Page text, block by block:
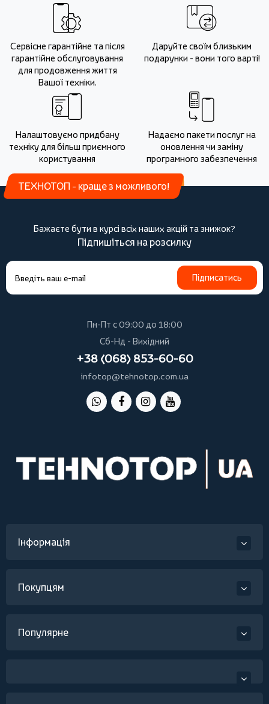
Сервісне гарантійне та після
гарантійне обслуговування
для продовження життя
Вашої техніки.
Даруйте своїм близьким
подарунки - вони того варті!
Налаштовуємо придбану
техніку для більш приємного
користування
Надаємо пакети послуг на
оновлення чи заміну
програмного забезпечення
ТЕХНОТОП - краще з можливого!
Бажаєте бути в курсі всіх наших акцій та знижок?
Підпишіться на розсилку
Підписатись
Пн-Пт с 09:00 до 18:00
Сб-Нд - Вихідний
+38 (068) 853-60-60
infotop@tehnotop.com.ua
Інформація
Покупцям
Популярне